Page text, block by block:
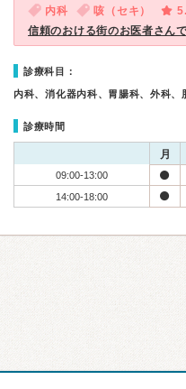
内科 咳（セキ）
信頼のおける街のお医者さん
診療科目：
内科、消化器内科、胃腸科、外科、
診療時間
月
09:00-13:00
14:00-18:00